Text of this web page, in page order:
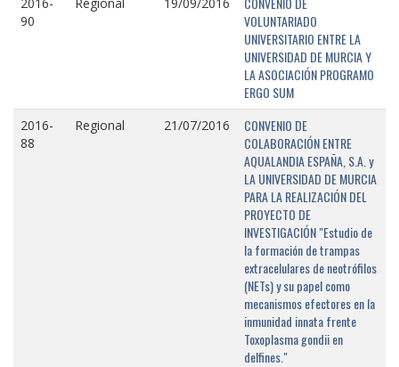
90
VOLUNTARIADO
UNIVERSITARIO ENTRE LA
UNIVERSIDAD DE MURCIA Y
LA ASOCIACIÓN PROGRAMO
ERGO SUM
2016-
88
Regional 21/07/2016
CONVENIO DE
COLABORACIÓN ENTRE
AQUALANDIA ESPAÑA, S.A. y
LA UNIVERSIDAD DE MURCIA
PARA LA REALIZACIÓN DEL
PROYECTO DE
INVESTIGACIÓN "Estudio de
la formación de trampas
extracelulares de neotrófilos
(NETs) y su papel como
mecanismos efectores en la
inmunidad innata frente
Toxoplasma gondii en
delfines."